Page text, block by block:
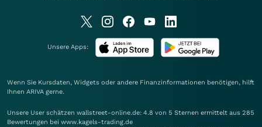
Unsere Apps:
Wenn Sie Kursdaten, Widgets oder andere Finanzinformationen benötigen, hilft
Ihnen ARIVA gerne.
Unsere User schätzen wallstreet-online.de: 4.8 von 5 Sternen ermittelt aus 285
Bewertungen bei www.kagels-trading.de